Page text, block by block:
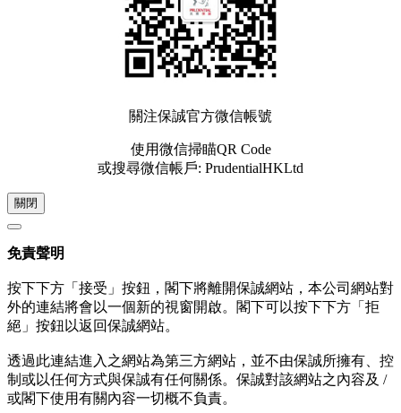
關注保誠官方微信帳號
使用微信掃瞄QR Code
或搜尋微信帳戶: PrudentialHKLtd
關閉
免責聲明
按下下方「接受」按鈕，閣下將離開保誠網站，本公司網站對
外的連結將會以一個新的視窗開啟。閣下可以按下下方「拒
絕」按鈕以返回保誠網站。
透過此連結進入之網站為第三方網站，並不由保誠所擁有、控
制或以任何方式與保誠有任何關係。保誠對該網站之內容及 /
或閣下使用有關內容一切概不負責。